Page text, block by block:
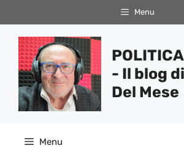
al
contenuto
Menu
- Il blog
Del Mese
Menu